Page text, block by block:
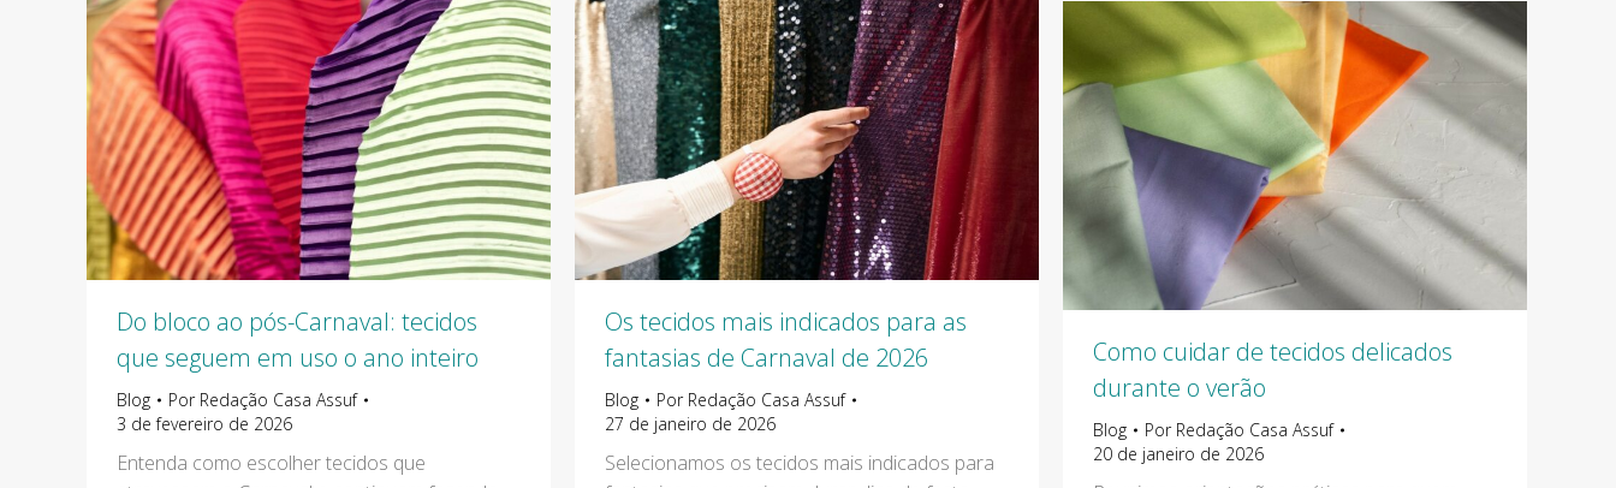
Do bloco ao pós-Carnaval: tecidos
que seguem em uso o ano inteiro
Blog Por Redação Casa Assuf
3 de fevereiro de 2026
Entenda como escolher tecidos que
Os tecidos mais indicados para as
fantasias de Carnaval de 2026
Blog Por Redação Casa Assuf
27 de janeiro de 2026
Selecionamos os tecidos mais indicados para
Como cuidar de tecidos delicados
durante o verão
Blog Por Redação Casa Assuf
20 de janeiro de 2026